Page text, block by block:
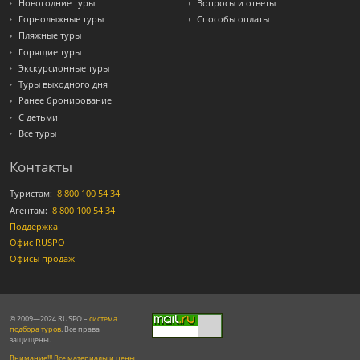
Новогодние туры
Горнолыжные туры
Пляжные туры
Горящие туры
Экскурсионные туры
Туры выходного дня
Ранее бронирование
С детьми
Все туры
Вопросы и ответы
Способы оплаты
Контакты
Туристам: 8 800 100 54 34
Агентам: 8 800 100 54 34
Поддержка
Офис RUSPO
Офисы продаж
© 2009—2024 RUSPO – система
подбора туров. Все права
защищены.